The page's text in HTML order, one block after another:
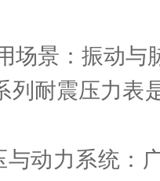
景：振动与
耐震压力表
力系统：广